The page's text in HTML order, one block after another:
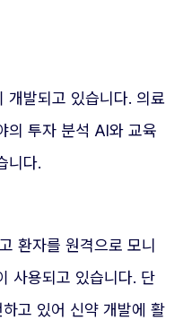
개발되고 있습니다. 의료
의 투자 분석 AI와 교육
니다.
환자를 원격으로 모니
사용되고 있습니다. 단
고 있어 신약 개발에 활